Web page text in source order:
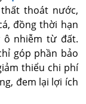
thoát nước,
đồng thời hạn
ô nhiễm từ đất.
góp phần bảo
thiểu chi phí
đem lại lợi ích